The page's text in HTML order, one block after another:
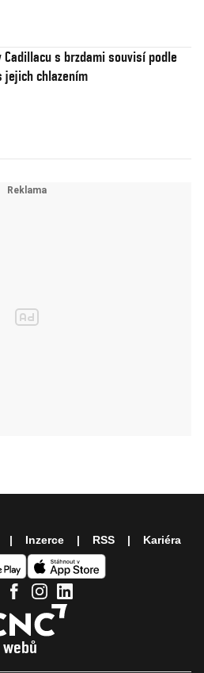
Cadillacu s brzdami souvisí podle
jejich chlazením
Inzerce RSS Kariéra